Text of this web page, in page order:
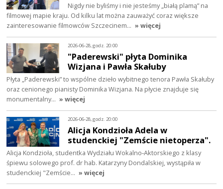
Nigdy nie byliśmy i nie jesteśmy „białą plamą” na
filmowej mapie kraju. Od kilku lat można zauważyć coraz większe
zainteresowanie filmowców Szczecinem… » więcej
2026-06-28, godz. 20:00
"Paderewski" płyta Dominika
Wizjana i Pawła Skałuby
Płyta „Paderewski” to wspólne dzieło wybitnego tenora Pawła Skałuby
oraz cenionego pianisty Dominika Wizjana. Na płycie znajduje się
monumentalny… » więcej
2026-06-28, godz. 20:00
Alicja Kondzioła Adela w
studenckiej "Zemście nietoperza".
Alicja Kondzioła, studentka Wydziału Wokalno‑Aktorskiego z klasy
śpiewu solowego prof. dr hab. Katarzyny Dondalskiej, wystąpiła w
studenckiej "Zemście… » więcej